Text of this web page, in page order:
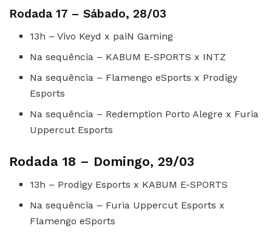
Rodada 17 – Sábado, 28/03
13h – Vivo Keyd x paiN Gaming
Na sequência – KABUM E-SPORTS x INTZ
Na sequência – Flamengo eSports x Prodigy
Esports
Na sequência – Redemption Porto Alegre x Furia
Uppercut Esports
Rodada 18 – Domingo, 29/03
13h – Prodigy Esports x KABUM E-SPORTS
Na sequência – Furia Uppercut Esports x
Flamengo eSports